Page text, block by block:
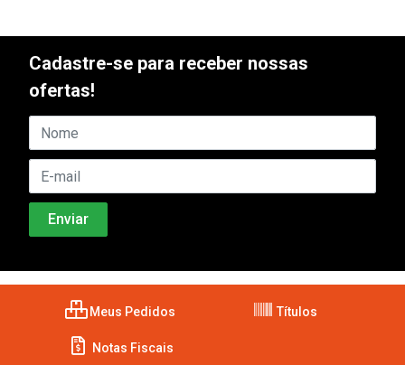
Cadastre-se para receber nossas
ofertas!
Meus Pedidos Títulos
Notas Fiscais